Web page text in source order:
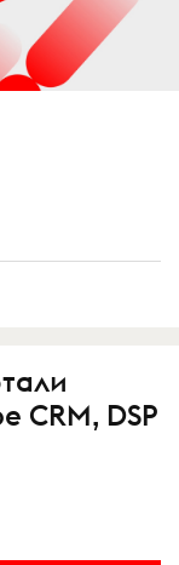
CRM, DSP